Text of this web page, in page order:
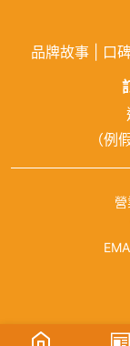
品牌故事 口
（例
營